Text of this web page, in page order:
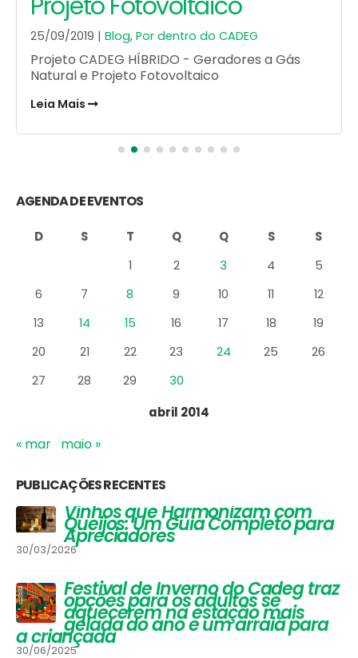
25/09/2019 | Blog, Por dentro do CADEG
Projeto CADEG HÍBRIDO - Geradores a Gás
Natural e Projeto Fotovoltaico
Leia Mais
AGENDA DE EVENTOS
abril 2014
D S T Q Q S
S
1
2 3 4
5
6
7 8 9 10 11
12
13
14 15 16 17 18
19
20
21 22 23 24 25
26
27
28 29 30
« mar maio »
PUBLICAÇÕES RECENTES
Vinhos que Harmonizam com
Queijos: Um Guia Completo para
Apreciadores
30/03/2026
Festival de Inverno do Cadeg traz
opções para os adultos se
aquecerem na estação mais
gelada do ano e um arraiá para
a criançada
30/06/2025